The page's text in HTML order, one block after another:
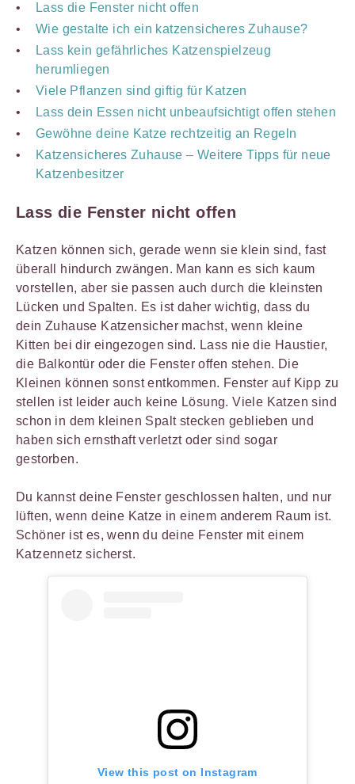
Lass die Fenster nicht offen
Wie gestalte ich ein katzensicheres Zuhause?
Lass kein gefährliches Katzenspielzeug
herumliegen
Viele Pflanzen sind giftig für Katzen
Lass dein Essen nicht unbeaufsichtigt offen stehen
Gewöhne deine Katze rechtzeitig an Regeln
Katzensicheres Zuhause – Weitere Tipps für neue
Katzenbesitzer
Lass die Fenster nicht offen
Katzen können sich, gerade wenn sie klein sind, fast
überall hindurch zwängen. Man kann es sich kaum
vorstellen, aber sie passen auch durch die kleinsten
Lücken und Spalten. Es ist daher wichtig, dass du
dein Zuhause Katzensicher machst, wenn kleine
Kitten bei dir eingezogen sind. Lass nie die Haustier,
die Balkontür oder die Fenster offen stehen. Die
Kleinen können sonst entkommen. Fenster auf Kipp zu
stellen ist leider auch keine Lösung. Viele Katzen sind
schon in dem kleinen Spalt stecken geblieben und
haben sich ernsthaft verletzt oder sind sogar
gestorben.
Du kannst deine Fenster geschlossen halten, und nur
lüften, wenn deine Katze in einem anderem Raum ist.
Schöner ist es, wenn du deine Fenster mit einem
Katzennetz sicherst.
View this post on Instagram